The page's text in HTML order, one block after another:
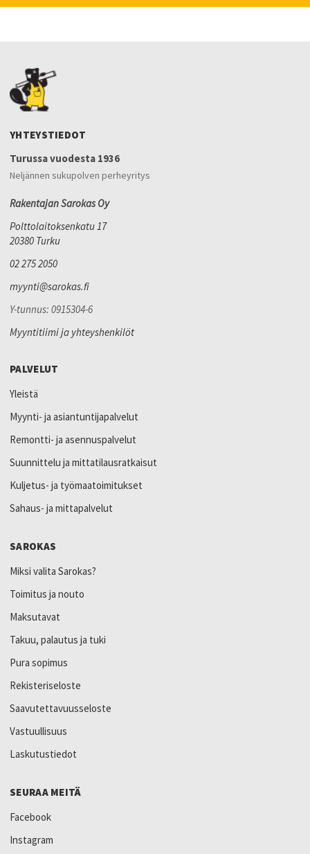
YHTEYSTIEDOT
Turussa vuodesta 1936
Neljännen sukupolven perheyritys
Rakentajan Sarokas Oy
Polttolaitoksenkatu 17
20380 Turku
02 275 2050
myynti@sarokas.fi
Y-tunnus: 0915304-6
Myyntitiimi ja yhteyshenkilöt
PALVELUT
Yleistä
Myynti- ja asiantuntijapalvelut
Remontti- ja asennuspalvelut
Suunnittelu ja mittatilausratkaisut
Kuljetus- ja työmaatoimitukset
Sahaus- ja mittapalvelut
SAROKAS
Miksi valita Sarokas?
Toimitus ja nouto
Maksutavat
Takuu, palautus ja tuki
Pura sopimus
Rekisteriseloste
Saavutettavuusseloste
Vastuullisuus
Laskutustiedot
SEURAA MEITÄ
Facebook
Instagram